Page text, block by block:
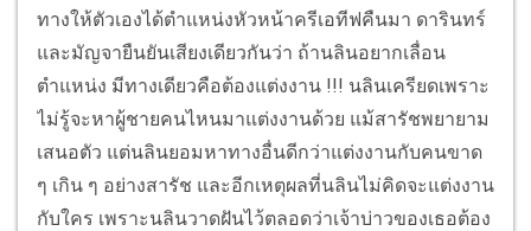
ทางให้ตัวเองได้ตำแหน่งหัวหน้าครีเอทีฟคืนมา ดารินทร์
และมัญจายืนยันเสียงเดียวกันว่า ถ้านลินอยากเลื่อน
ตำแหน่ง มีทางเดียวคือต้องแต่งงาน !!! นลินเครียดเพราะ
ไม่รู้จะหาผู้ชายคนไหนมาแต่งงานด้วย แม้สารัชพยายาม
เสนอตัว แต่นลินยอมหาทางอื่นดีกว่าแต่งงานกับคนขาด
ๆ เกิน ๆ อย่างสารัช และอีกเหตุผลที่นลินไม่คิดจะแต่งงาน
กับใคร เพราะนลินวาดฝันไว้ตลอดว่าเจ้าบ่าวของเธอต้อง